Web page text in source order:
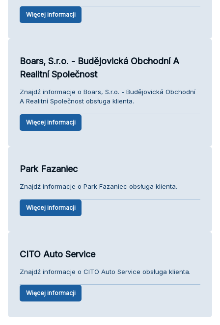
Więcej informacji
Boars, S.r.o. - Budějovická Obchodní A
Realitní Společnost
Znajdź informacje o Boars, S.r.o. - Budějovická Obchodní
A Realitní Společnost obsługa klienta.
Więcej informacji
Park Fazaniec
Znajdź informacje o Park Fazaniec obsługa klienta.
Więcej informacji
CITO Auto Service
Znajdź informacje o CITO Auto Service obsługa klienta.
Więcej informacji